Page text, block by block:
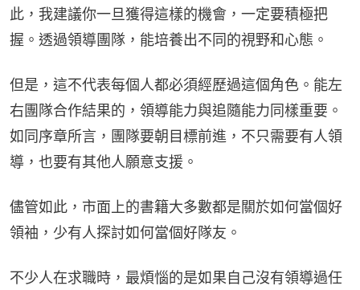
此，我建議你一旦獲得這樣的機會，一定要積極把
握。透過領導團隊，能培養出不同的視野和心態。
但是，這不代表每個人都必須經歷過這個角色。能左
右團隊合作結果的，領導能力與追隨能力同樣重要。
如同序章所言，團隊要朝目標前進，不只需要有人領
導，也要有其他人願意支援。
儘管如此，市面上的書籍大多數都是關於如何當個好
領袖，少有人探討如何當個好隊友。
不少人在求職時，最煩惱的是如果自己沒有領導過任